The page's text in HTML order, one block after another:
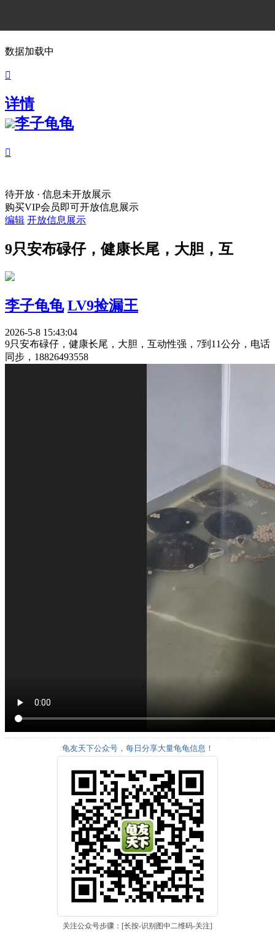
数据加载中

详情
李子龟龟

待开放 · 信息未开放展示
购买VIP会员即可开放信息展示
编辑 开放信息展示
9只安布碌仔，健康长尾，大胆，互
李子龟龟 LV9捡漏王
2026-5-8 15:43:04
9只安布碌仔，健康长尾，大胆，互动性强，7到11公分，电话
同步，18826493558
龟友天下公众号，每日分享大量龟龟信息！
关注公众号步骤：[长按-识别图中二维码-关注]